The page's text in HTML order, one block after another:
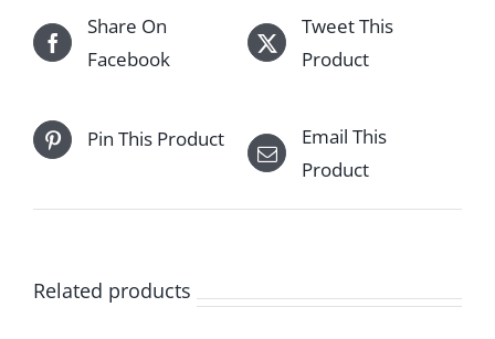
Share On
Facebook
Tweet This
Product
Pin This Product
Email This
Product
Related products